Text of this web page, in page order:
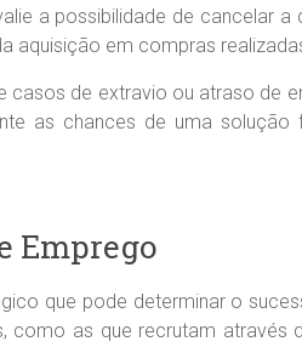
a possibilidade de cancelar
aquisição em compras
de extravio ou atraso de
as chances de uma solução
Emprego
que pode determinar o
como as que recrutam através